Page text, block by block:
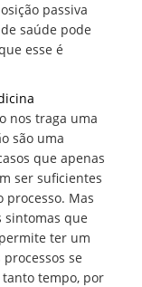
passiva
saúde pode
esse é
nos traga uma
são uma
que apenas
ser suficientes
Mas
sintomas que
ter um
se
tempo, por